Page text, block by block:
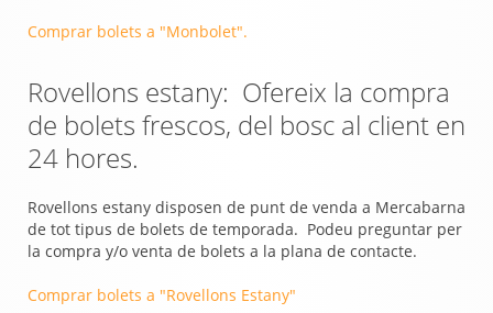
Comprar bolets a "Monbolet".
Rovellons estany: Ofereix la compra
de bolets frescos, del bosc al client en
24 hores.
Rovellons estany disposen de punt de venda a Mercabarna
de tot tipus de bolets de temporada. Podeu preguntar per
la compra y/o venta de bolets a la plana de contacte.
Comprar bolets a "Rovellons Estany"